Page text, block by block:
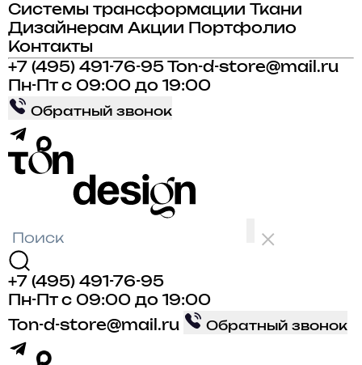
Системы трансформации
Ткани
Дизайнерам Акции
Портфолио
Контакты
+7 (495) 491-76-95
Ton-d-store@mail.ru
Пн-Пт с 09:00 до 19:00
Обратный звонок
+7 (495) 491-76-95
Пн-Пт с 09:00 до 19:00
Ton-d-store@mail.ru
Обратный звонок